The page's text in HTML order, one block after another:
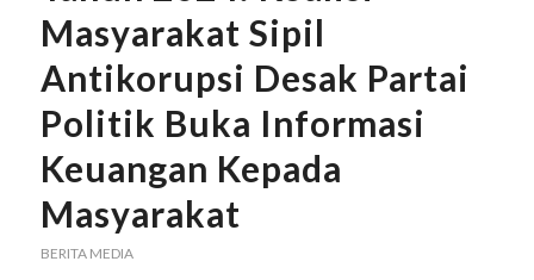
Masyarakat Sipil
Antikorupsi Desak Partai
Politik Buka Informasi
Keuangan Kepada
Masyarakat
BERITA MEDIA